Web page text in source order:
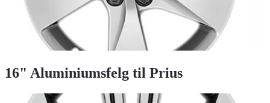
16" Aluminiumsfelg til Prius